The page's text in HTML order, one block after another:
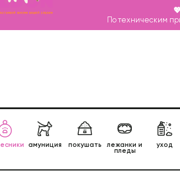
По техническим
амуниция покушать лежанки и
пледы
уход